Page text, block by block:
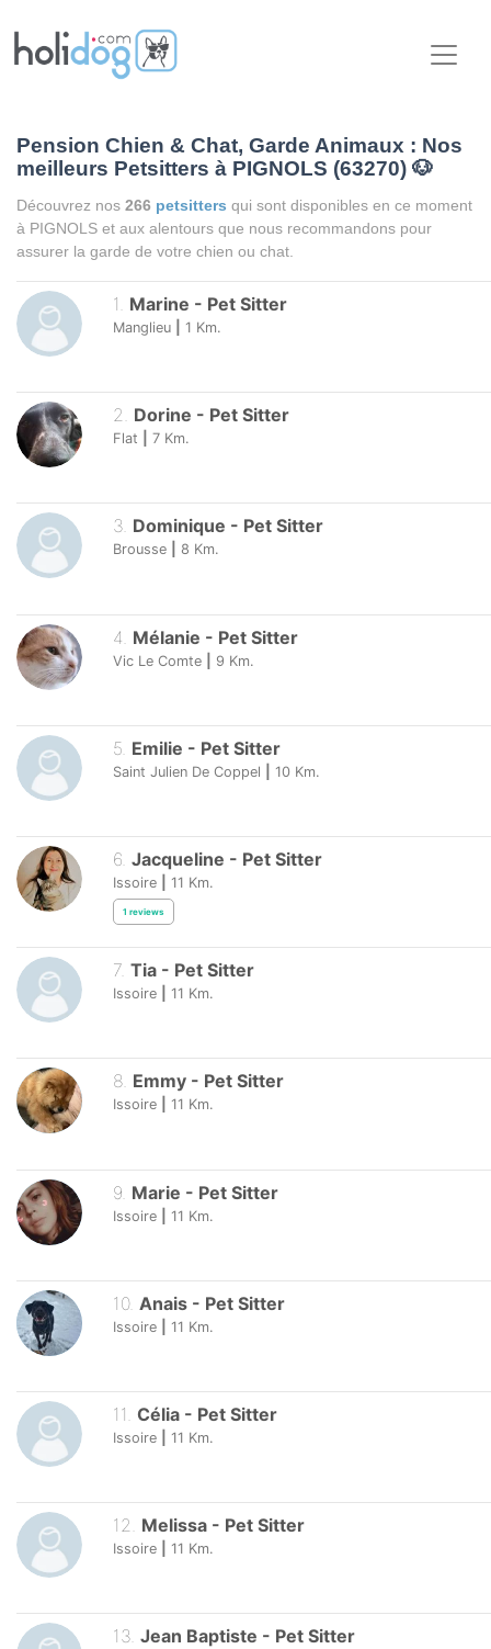
Pension Chien & Chat, Garde Animaux : Nos
meilleurs Petsitters à PIGNOLS (63270) 🐶
Découvrez nos 266 petsitters qui sont disponibles en ce moment
à PIGNOLS et aux alentours que nous recommandons pour
assurer la garde de votre chien ou chat.
1. Marine - Pet Sitter
Manglieu 1 Km.
2. Dorine - Pet Sitter
Flat 7 Km.
3. Dominique - Pet Sitter
Brousse 8 Km.
4 Mélanie - Pet Sitter
Vic Le Comte 9 Km.
5 Emilie - Pet Sitter
Saint Julien De Coppel 10 Km.
6. Jacqueline - Pet Sitter
Issoire 11 Km.
1 reviews
7. Tia - Pet Sitter
Issoire 11 Km.
8. Emmy - Pet Sitter
Issoire 11 Km.
9 Marie - Pet Sitter
Issoire 11 Km.
10. Anais - Pet Sitter
Issoire 11 Km.
11 Célia - Pet Sitter
Issoire 11 Km.
12. Melissa - Pet Sitter
Issoire 11 Km.
13. Jean Baptiste - Pet Sitter